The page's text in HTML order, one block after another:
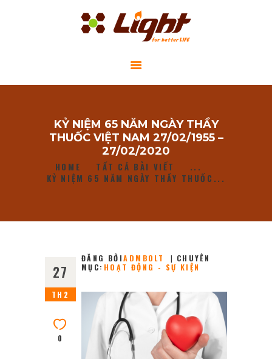
KỶ NIỆM 65 NĂM NGÀY THẦY
THUỐC VIỆT NAM 27/02/1955 –
27/02/2020
HOME TẤT CẢ BÀI VIẾT
...
KỶ NIỆM 65 NĂM NGÀY THẦY THUỐC...
DỰ ÁN CỘNG ĐỒNG
LIÊN HỆ
27
TH2
0
ĐĂNG BỞIADMBOLT
CHUYÊN
MỤC: HOẠT ĐỘNG - SỰ KIỆN